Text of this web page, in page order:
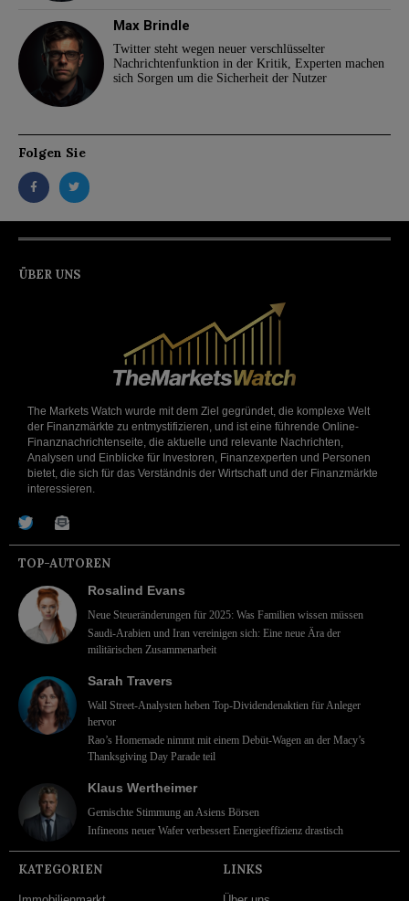
Max Brindle
Twitter steht wegen neuer verschlüsselter
Nachrichtenfunktion in der Kritik, Experten machen
sich Sorgen um die Sicherheit der Nutzer
Folgen Sie
ÜBER UNS
The Markets Watch wurde mit dem Ziel gegründet, die komplexe Welt
der Finanzmärkte zu entmystifizieren, und ist eine führende Online-
Finanznachrichtenseite, die aktuelle und relevante Nachrichten,
Analysen und Einblicke für Investoren, Finanzexperten und Personen
bietet, die sich für das Verständnis der Wirtschaft und der Finanzmärkte
interessieren.
TOP-AUTOREN
Rosalind Evans
Neue Steueränderungen für 2025: Was Familien wissen müssen
Saudi-Arabien und Iran vereinigen sich: Eine neue Ära der
militärischen Zusammenarbeit
Sarah Travers
Wall Street-Analysten heben Top-Dividendenaktien für Anleger
hervor
Rao’s Homemade nimmt mit einem Debüt-Wagen an der Macy’s
Thanksgiving Day Parade teil
Klaus Wertheimer
Gemischte Stimmung an Asiens Börsen
Infineons neuer Wafer verbessert Energieeffizienz drastisch
KATEGORIEN LINKS